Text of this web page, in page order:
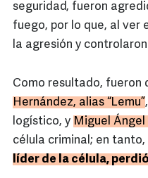
seguridad, fueron
fuego, por lo que, al ver
la agresión y
Como resultado, fueron
Hernández, alias “Lemu”
logístico, y Miguel
célula criminal; en tanto,
líder de la célula,